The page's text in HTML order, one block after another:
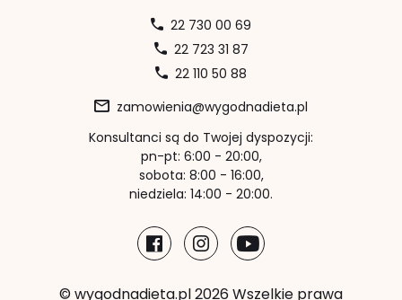
22 730 00 69
22 723 31 87
22 110 50 88
zamowienia@wygodnadieta.pl
Konsultanci są do Twojej dyspozycji:
pn-pt: 6:00 - 20:00,
sobota: 8:00 - 16:00,
niedziela: 14:00 - 20:00.
© wygodnadieta.pl 2026 Wszelkie prawa